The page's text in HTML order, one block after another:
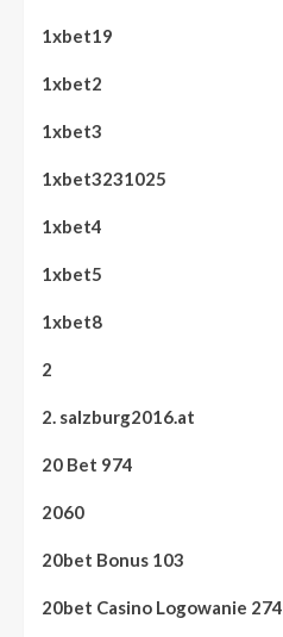
1xbet19
1xbet2
1xbet3
1xbet3231025
1xbet4
1xbet5
1xbet8
2
2. salzburg2016.at
20 Bet 974
2060
20bet Bonus 103
20bet Casino Logowanie 274